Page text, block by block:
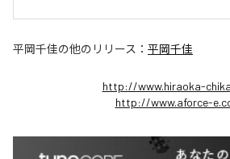
平岡千佳の他のリリース： 平岡千佳
http://www.hiraoka-
http://www.aforce-